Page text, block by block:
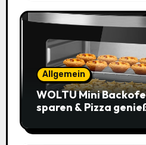
Allgemein
WOLTU Mini
sparen & Pizza